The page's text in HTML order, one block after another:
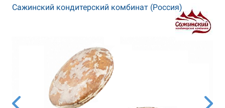
Сажинский кондитерский комбинат (Россия)